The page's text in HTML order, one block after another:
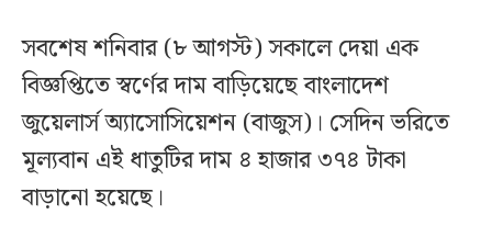
সবশেষ শনিবার (৮ আগস্ট) সকালে দেয়া এক
বিজ্ঞপ্তিতে স্বর্ণের দাম বাড়িয়েছে বাংলাদেশ
জুয়েলার্স অ্যাসোসিয়েশন (বাজুস)। সেদিন ভরিতে
মূল্যবান এই ধাতুটির দাম ৪ হাজার ৩৭৪ টাকা
বাড়ানো হয়েছে।